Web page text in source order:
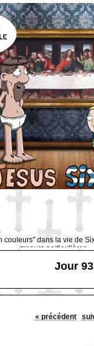
dans la vie de
moeurs particulières
Jour 93
« précédent